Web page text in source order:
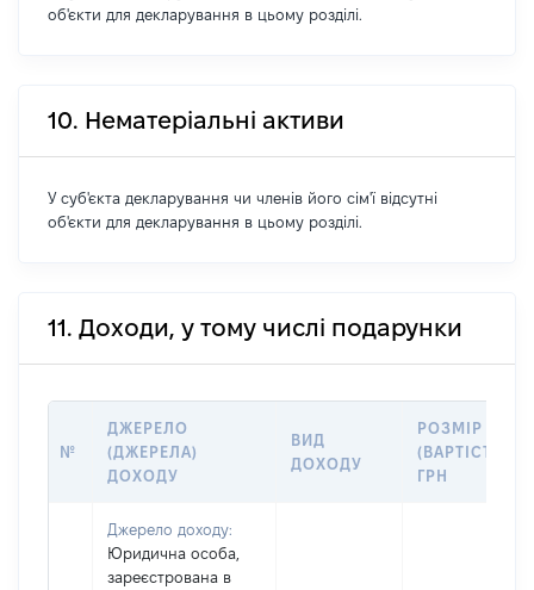
об'єкти для декларування в цьому розділі.
10. Нематеріальні активи
У суб'єкта декларування чи членів його сім'ї відсутні
об'єкти для декларування в цьому розділі.
11. Доходи, у тому числі подарунки
№
ДЖЕРЕЛО
(ДЖЕРЕЛА)
ДОХОДУ
ВИД
ДОХОДУ
РОЗМІР
(ВАРТІСТЬ),
ГРН
Джерело доходу:
Юридична особа,
зареєстрована в